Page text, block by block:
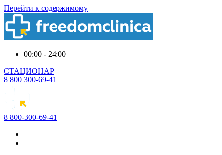
Перейти к содержимому
00:00 - 24:00
СТАЦИОНАР
8 800 300-69-41
8 800-300-69-41